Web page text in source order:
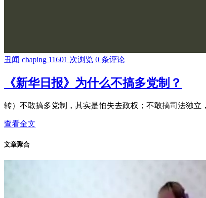
丑闻 chaping 11601 次浏览 0 条评论
《新华日报》为什么不搞多党制？
转）不敢搞多党制，其实是怕失去政权；不敢搞司法独
查看全文
文章聚合